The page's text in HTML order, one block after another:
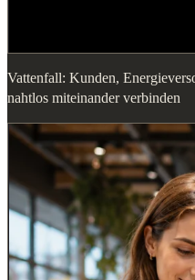
Vattenfall: Kunden,
nahtlos miteinander verbinden